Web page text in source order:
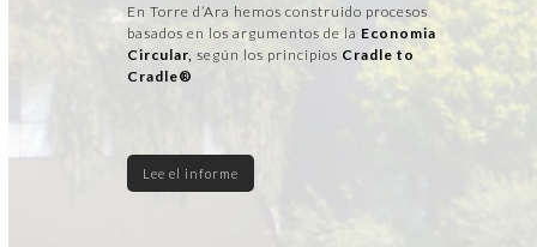
En Torre d’Ara hemos construido procesos
basados en los argumentos de la Economia
Circular, según los principios Cradle to
Cradle®
Lee el informe